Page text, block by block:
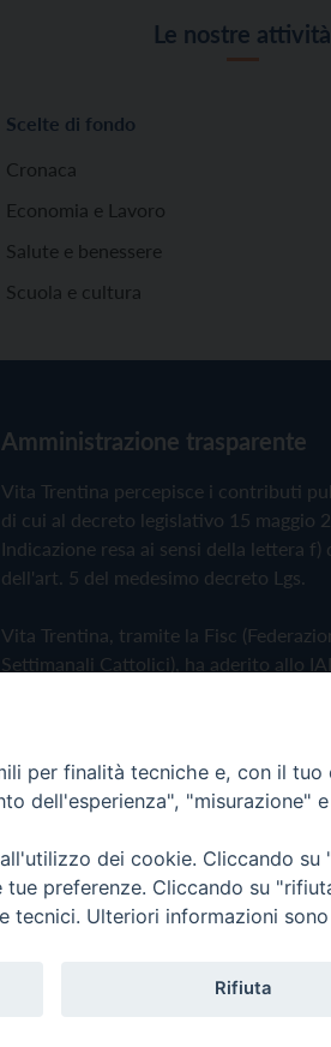
Le nostre attività
Scelte di fondo
Cronaca
Economia e Lavoro
Salute e benessere
Scuola e cultura
Amministrazione trasparente
Vita Trentina percepisce i contributi
di cui al decreto legislativo 15 maggio
Indicazione resa ai sensi della lettera f)
dell'art. 5 del medesimo decreto Lgs.
Vita Trentina, tramite la Fisc
Settimanali Cattolici), ha aderito allo
Privacy Policy Cookie Policy
Editrice
per finalità tecniche e, con il
dell'esperienza", "misurazione"
dei cookie. Cliccando
preferenze. Cliccando su
tecnici. Ulteriori informazioni
Rifiuta